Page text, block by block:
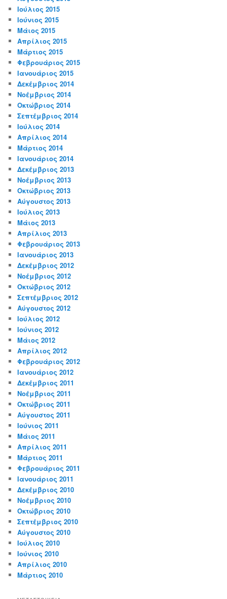
Ιούλιος 2015
Ιούνιος 2015
Μάιος 2015
Απρίλιος 2015
Μάρτιος 2015
Φεβρουάριος 2015
Ιανουάριος 2015
Δεκέμβριος 2014
Νοέμβριος 2014
Οκτώβριος 2014
Σεπτέμβριος 2014
Ιούλιος 2014
Απρίλιος 2014
Μάρτιος 2014
Ιανουάριος 2014
Δεκέμβριος 2013
Νοέμβριος 2013
Οκτώβριος 2013
Αύγουστος 2013
Ιούλιος 2013
Μάιος 2013
Απρίλιος 2013
Φεβρουάριος 2013
Ιανουάριος 2013
Δεκέμβριος 2012
Νοέμβριος 2012
Οκτώβριος 2012
Σεπτέμβριος 2012
Αύγουστος 2012
Ιούλιος 2012
Ιούνιος 2012
Μάιος 2012
Απρίλιος 2012
Φεβρουάριος 2012
Ιανουάριος 2012
Δεκέμβριος 2011
Νοέμβριος 2011
Οκτώβριος 2011
Αύγουστος 2011
Ιούνιος 2011
Μάιος 2011
Απρίλιος 2011
Μάρτιος 2011
Φεβρουάριος 2011
Ιανουάριος 2011
Δεκέμβριος 2010
Νοέμβριος 2010
Οκτώβριος 2010
Σεπτέμβριος 2010
Αύγουστος 2010
Ιούλιος 2010
Ιούνιος 2010
Απρίλιος 2010
Μάρτιος 2010